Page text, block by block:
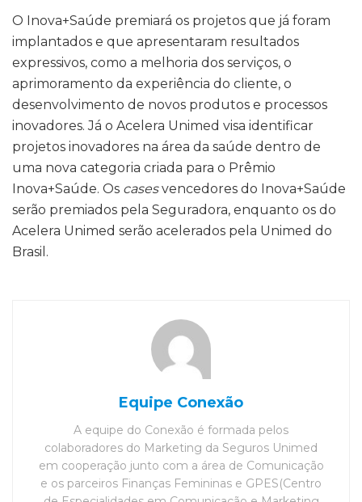
O Inova+Saúde premiará os projetos que já foram
implantados e que apresentaram resultados
expressivos, como a melhoria dos serviços, o
aprimoramento da experiência do cliente, o
desenvolvimento de novos produtos e processos
inovadores. Já o Acelera Unimed visa identificar
projetos inovadores na área da saúde dentro de
uma nova categoria criada para o Prêmio
Inova+Saúde. Os casesvencedores do Inova+Saúde
serão premiados pela Seguradora, enquanto os do
Acelera Unimed serão acelerados pela Unimed do
Brasil.
Equipe Conexão
A equipe do Conexão é formada pelos
colaboradores do Marketing da Seguros Unimed
em cooperação junto com a área de Comunicação
e os parceiros Finanças Femininas e GPES(Centro